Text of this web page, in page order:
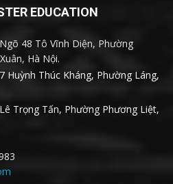
EDUCATION
48 Tô Vĩnh Diện, Phường
Hà Nội.
Huỳnh Thúc Kháng, Phường Láng,
Trọng Tấn, Phường Phương Liệt,